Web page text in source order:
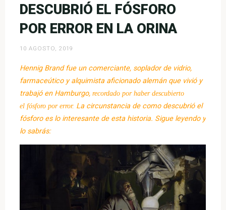
DESCUBRIÓ EL FÓSFORO
POR ERROR EN LA ORINA
10 AGOSTO, 2019
Hennig Brandfue un comerciante, soplador de vidrio,
farmaceútico y alquimista aficionado alemán que vivió y
trabajó en Hamburgo, recordado por haber descubierto
elfósforo por error. La circunstancia de como descubrió el
fósforo es lo interesante de esta historia. Sigue leyendo y
lo sabrás: